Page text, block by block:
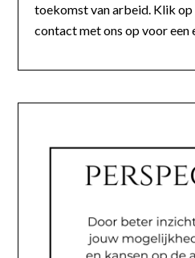
toekomst van arbeid. Klik op
contact met ons op voor een